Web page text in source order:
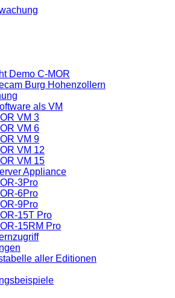
Demo C-MOR
Burg Hohenzollern
als VM
VM 3
VM 6
VM 9
VM 12
VM 15
Appliance
3Pro
6Pro
9Pro
15T Pro
15RM Pro
aller Editionen